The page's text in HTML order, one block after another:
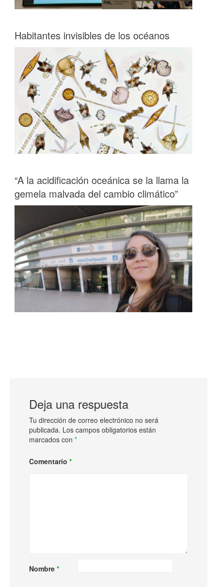
Habitantes invisibles de los océanos
“A la acidificación oceánica se la llama la
gemela malvada del cambio climático”
Deja una respuesta
Tu dirección de correo electrónico no será
publicada. Los campos obligatorios están
marcados con *
Comentario *
Nombre *